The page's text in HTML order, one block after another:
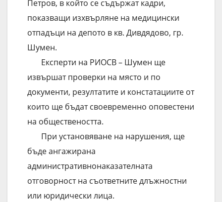
Петров, в който се съдържат кадри,
показващи изхвърляне на медицински
отпадъци на депото в кв. Дивдядово, гр.
Шумен.
Експерти на РИОСВ – Шумен ще
извършат проверки на място и по
документи, резултатите и констатациите от
които ще бъдат своевременно оповестени
на обществеността.
При установяване на нарушения, ще
бъде ангажирана
административнонаказателната
отговорност на съответните длъжностни
или юридически лица.